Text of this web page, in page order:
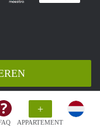
+
APPARTEMENT